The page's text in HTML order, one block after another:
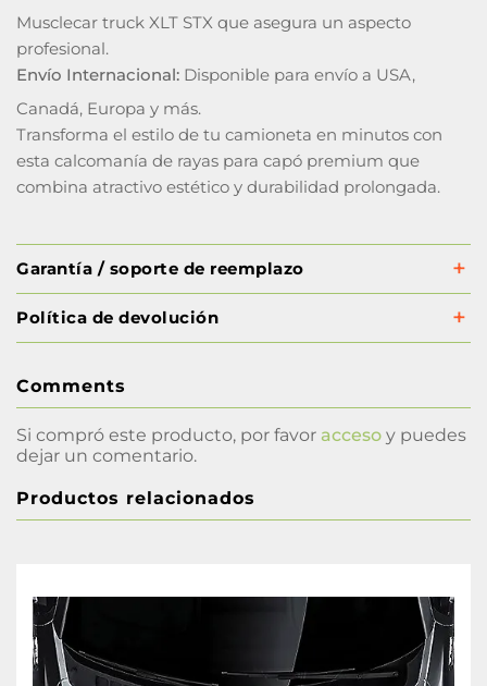
Musclecar truck XLT STX que asegura un aspecto
profesional.
Envío Internacional: Disponible para envío a USA,
Canadá, Europa y más.
Transforma el estilo de tu camioneta en minutos con
esta calcomanía de rayas para capó premium que
combina atractivo estético y durabilidad prolongada.
Garantía / soporte de reemplazo
Política de devolución
Comments
Si compró este producto, por favor acceso y puedes
dejar un comentario.
Productos relacionados